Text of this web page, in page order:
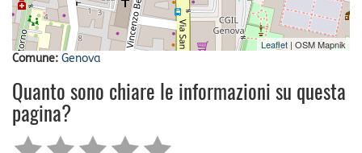
Leaflet | OSM Mapnik
Comune: Genova
Quanto sono chiare le informazioni su questa
pagina?